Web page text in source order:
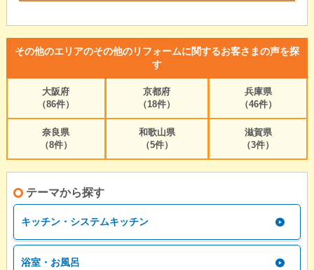
その他のエリアのその他のリフォームに関するお客さまの声を探
す
大阪府
（86件）
京都府
（18件）
兵庫県
（46件）
奈良県
（8件）
和歌山県
（5件）
滋賀県
（3件）
テーマから探す
キッチン・システムキッチン
浴室・お風呂